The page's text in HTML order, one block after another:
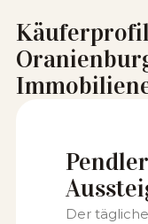
Der